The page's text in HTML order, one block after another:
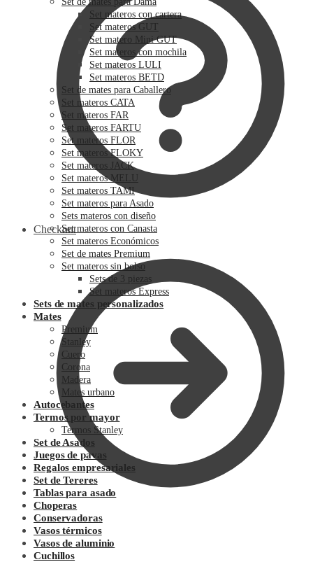
Checkout
0.00
Set materos con cartera
Set materos GUT
Set matero Mini GUT
Set materos con mochila
Set materos LULI
Set materos BETD
Set de mates para Caballero
Set materos CATA
Set materos FAR
Set materos FARTU
Set materos FLOR
Set materos FLOKY
Set materos JACK
Set materos MELU
Set materos TAMI
Set materos para Asado
Sets materos con diseño
Set materos con Canasta
Set materos Económicos
Set de mates Premium
Set materos sin bolso
Sets de 3 piezas
Set materos Express
Sets de mates personalizados
Mates
Premium
Stanley
Cuero
Corona
Madera
Mates urbano
Autocebantes
Termos por mayor
Termos Stanley
Set de Asados
Juegos de pavas
Regalos empresariales
Set de Tereres
Tablas para asado
Choperas
Conservadoras
Vasos térmicos
Vasos de aluminio
Cuchillos